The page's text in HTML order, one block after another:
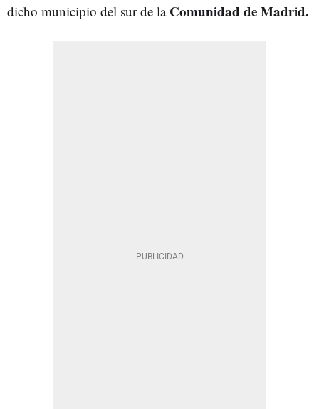
dicho municipio del sur de la Comunidad de Madrid.